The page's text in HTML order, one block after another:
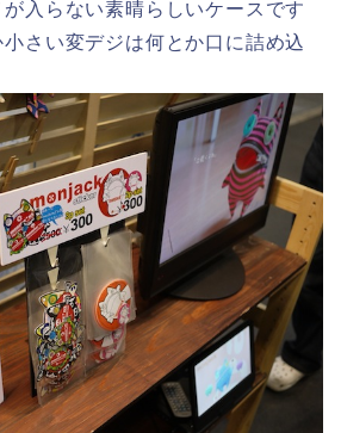
入らない素晴らしいケースです
小さい変デジは何とか口に詰め込